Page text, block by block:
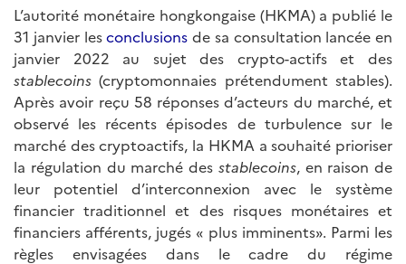
L’autorité monétaire hongkongaise (HKMA) a publié le
31 janvier lesconclusions de sa consultation lancée en
janvier 2022 au sujet des crypto-actifs et des
stablecoins (cryptomonnaies prétendument stables).
Après avoir reçu 58 réponses d’acteurs du marché, et
observé les récents épisodes de turbulence sur le
marché des cryptoactifs, la HKMA a souhaité prioriser
la régulation du marché des stablecoins, en raison de
leur potentiel d’interconnexion avec le système
financier traditionnel et des risques monétaires et
financiers afférents, jugés « plus imminents». Parmi les
règles envisagées dans le cadre du régime